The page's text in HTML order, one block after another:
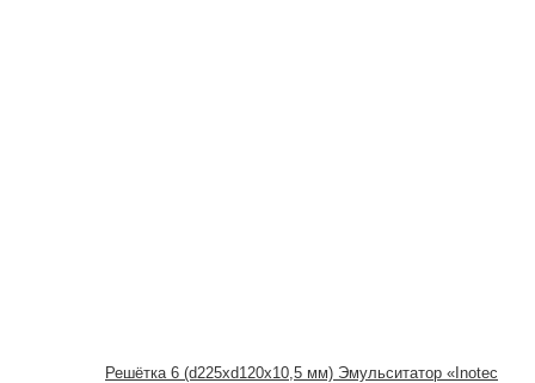
Решётка 6 (d225xd120x10,5 мм) Эмульситатор «Inotec